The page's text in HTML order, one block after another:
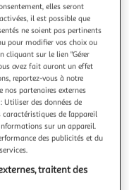
ce produit ?
elles seront
il est possible que
ne soient pas pertinents
pour modifier vos choix ou
cliquant sur le lien "Gérer
avez fait auront un effet
reportez-vous à notre
partenaires externes
Utiliser des données de
de l’appareil
sur un appareil.
des publicités et du
traitent des